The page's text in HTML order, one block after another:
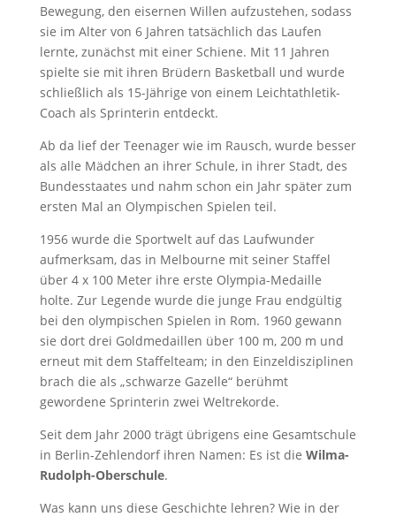
Bewegung, den eisernen Willen aufzustehen, sodass
sie im Alter von 6 Jahren tatsächlich das Laufen
lernte, zunächst mit einer Schiene. Mit 11 Jahren
spielte sie mit ihren Brüdern Basketball und wurde
schließlich als 15-Jährige von einem Leichtathletik-
Coach als Sprinterin entdeckt.
Ab da lief der Teenager wie im Rausch, wurde besser
als alle Mädchen an ihrer Schule, in ihrer Stadt, des
Bundesstaates und nahm schon ein Jahr später zum
ersten Mal an Olympischen Spielen teil.
1956 wurde die Sportwelt auf das Laufwunder
aufmerksam, das in Melbourne mit seiner Staffel
über 4 x 100 Meter ihre erste Olympia-Medaille
holte. Zur Legende wurde die junge Frau endgültig
bei den olympischen Spielen in Rom. 1960 gewann
sie dort drei Goldmedaillen über 100 m, 200 m und
erneut mit dem Staffelteam; in den Einzeldisziplinen
brach die als „schwarze Gazelle“ berühmt
gewordene Sprinterin zwei Weltrekorde.
Seit dem Jahr 2000 trägt übrigens eine Gesamtschule
in Berlin-Zehlendorf ihren Namen: Es ist die Wilma-
Rudolph-Oberschule.
Was kann uns diese Geschichte lehren? Wie in der